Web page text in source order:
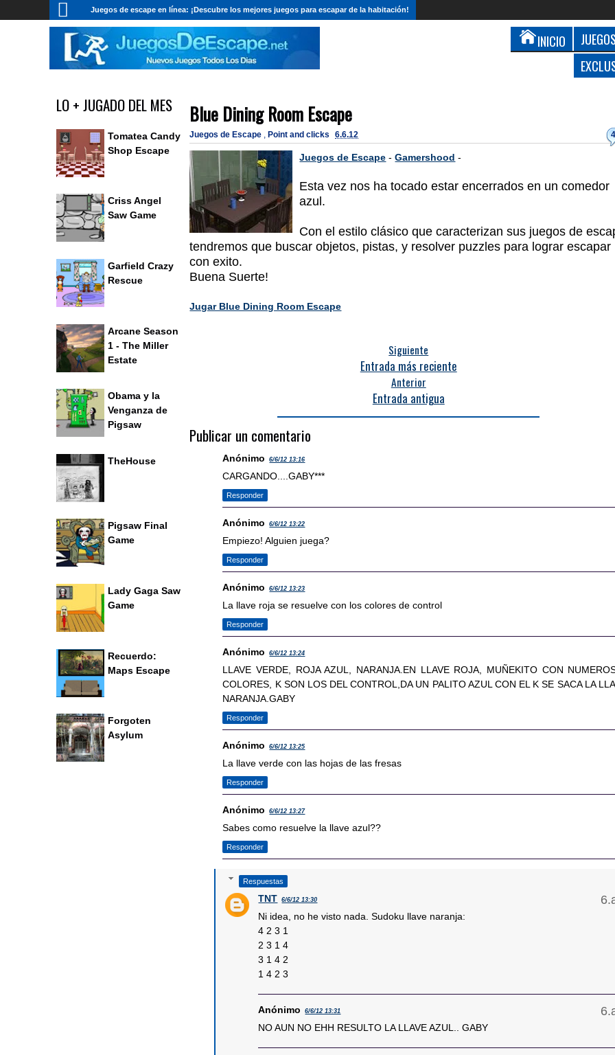
Juegos de escape en línea: ¡Descubre los mejores juegos para escapar de la habitación!
INICIO
Blue Dining Room Escape
Juegos de Escape , Point and clicks 6.6.12
Juegos de Escape -Gamershood -
Esta vez nos ha tocado estar encerrados en un comedor
azul.
Con el estilo clásico que caracterizan sus juegos de
tendremos que buscar objetos, pistas, y resolver puzzles para lograr escapar
con exito.
Buena Suerte!
Jugar Blue Dining Room Escape
Siguiente
Entrada más reciente
Anterior
Entrada antigua
Publicar un comentario
Anónimo 6/6/12 13:16
CARGANDO....GABY***
Responder
Anónimo 6/6/12 13:22
Empiezo! Alguien juega?
Responder
Anónimo 6/6/12 13:23
La llave roja se resuelve con los colores de control
Responder
Anónimo 6/6/12 13:24
LLAVE VERDE, ROJA AZUL, NARANJA.EN LLAVE ROJA, MUÑEKITO CON
COLORES, K SON LOS DEL CONTROL,DA UN PALITO AZUL CON EL K SE SACA LA
NARANJA.GABY
Responder
Anónimo 6/6/12 13:25
La llave verde con las hojas de las fresas
Responder
Anónimo 6/6/12 13:27
Sabes como resuelve la llave azul??
Responder
Respuestas
TNT 6/6/12 13:30
Ni idea, no he visto nada. Sudoku llave naranja:
4 2 3 1
2 3 1 4
3 1 4 2
1 4 2 3
Anónimo 6/6/12 13:31
NO AUN NO EHH RESULTO LA LLAVE AZUL.. GABY
LO + JUGADO DEL MES
Tomatea Candy
Shop Escape
Criss Angel
Saw Game
Garfield Crazy
Rescue
Arcane Season
1 - The Miller
Estate
Obama y la
Venganza de
Pigsaw
TheHouse
Pigsaw Final
Game
Lady Gaga Saw
Game
Recuerdo:
Maps Escape
Forgoten
Asylum